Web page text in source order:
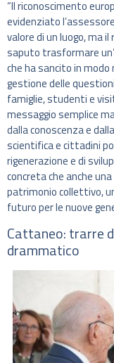
“Il riconoscimento
evidenziato
valore di un luogo, ma
saputo trasformare
che ha sancito in
gestione delle
famiglie, studenti e
messaggio semplice
dalla conoscenza e
scientifica e cittadini
rigenerazione e di
concreta che anche
patrimonio collettivo,
futuro per le nuove
Cattaneo: trarre
drammatico